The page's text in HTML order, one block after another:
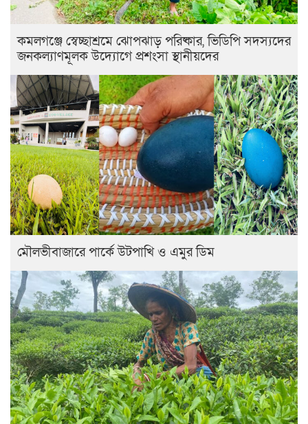
কমলগঞ্জে স্বেচ্ছাশ্রমে ঝোপঝাড় পরিষ্কার, ভিডিপি সদস্যদের
জনকল্যাণমূলক উদ্যোগে প্রশংসা স্থানীয়দের
মৌলভীবাজারে পার্কে উটপাখি ও এমুর ডিম